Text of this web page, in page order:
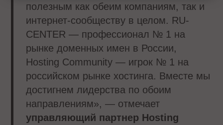
полезным как обеим компаниям, так и
интернет-сообществу в целом. RU-
CENTER — профессионал № 1 на
рынке доменных имен в России,
Hosting Community — игрок № 1 на
российском рынке хостинга. Вместе мы
достигнем лидерства по обоим
направлениям», — отмечает
управляющий партнер Hosting